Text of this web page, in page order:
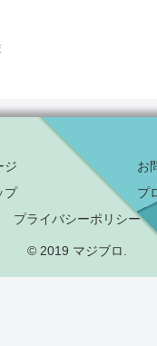
ジ
お
プ
プ
プライバシーポリシー
© 2019 マジブロ.